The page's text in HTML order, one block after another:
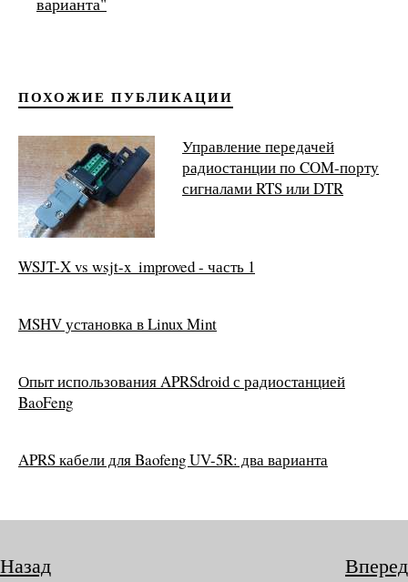
ПОХОЖИЕ ПУБЛИКАЦИИ
Управление передачей
радиостанции по COM-порту
сигналами RTS или DTR
WSJT-X vs wsjt-x_improved - часть 1
MSHV установка в Linux Mint
Опыт использования APRSdroid с радиостанцией
BaoFeng
APRS кабели для Baofeng UV-5R: два варианта
Назад Вперед